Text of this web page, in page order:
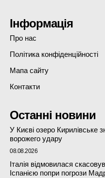
Інформація
Про нас
Політика конфіденційності
Мапа сайту
Контакти
Останні новини
У Києві озеро Кирилівське
ворожего удару
08.08.2026
Італія відмовилася
Іспанією попри погрози